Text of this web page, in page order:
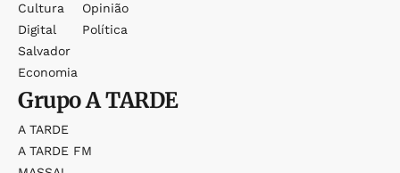
Cultura
Digital
Salvador
Economia
Opinião
Política
GrupoA TARDE
A TARDE
A TARDE FM